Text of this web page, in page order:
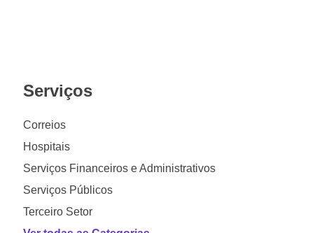
Serviços
Correios
Hospitais
Serviços Financeiros e Administrativos
Serviços Públicos
Terceiro Setor